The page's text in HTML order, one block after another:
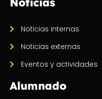
Noticias internas
Noticias externas
Eventos y actividades
Alumnado